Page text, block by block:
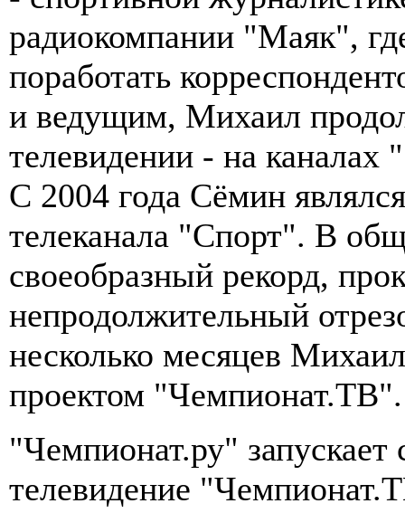
радиокомпании "Маяк",
поработать
и ведущим, Михаил
телевидении - на
С 2004 года Сёмин
телеканала "Спорт". В
своеобразный рекорд,
непродолжительный
несколько месяцев
проектом "Чемпионат.ТВ".
"Чемпионат.ру" запускает
телевидение